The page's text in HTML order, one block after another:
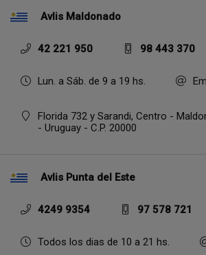
Avlis Maldonado
42 221 950 98 443 370
Lun. a Sáb. de 9 a 19 hs.
Florida 732 y Sarandi, Centro -
- Uruguay - C.P. 20000
Avlis Punta del Este
4249 9354 97 578 721
Todos los dias de 10 a 21 hs.